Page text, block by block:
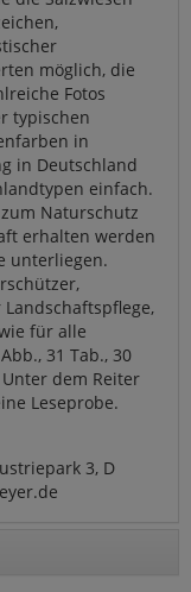
möglich, die
Fotos
typischen
in
in Deutschland
einfach.
Naturschutz
erhalten werden
unterliegen.
für alle
31 Tab., 30
dem Reiter
Leseprobe.
3, D